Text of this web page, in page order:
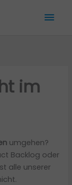
im
umgehen?
Backlog oder
alle unserer